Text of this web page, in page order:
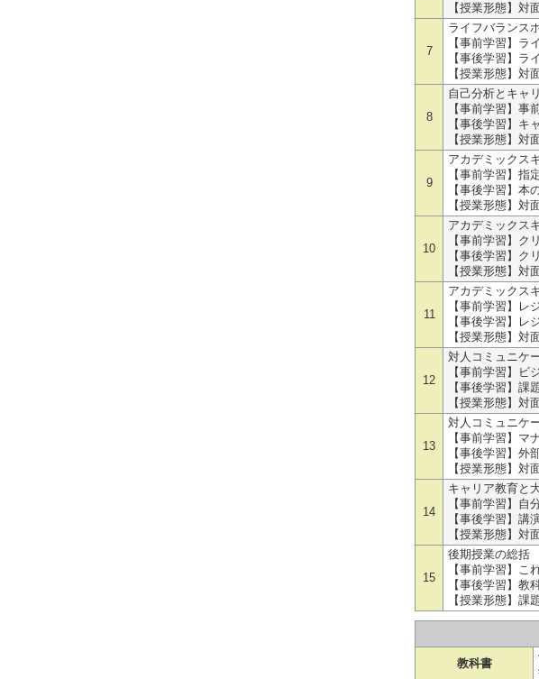
【授業形態】対
7
ライフバランス
【事前学習】ラ
【事後学習】ラ
【授業形態】対
8
自己分析とキャ
【事前学習】事
【事後学習】キ
【授業形態】対
9
アカデミックス
【事前学習】指
【事後学習】本
【授業形態】対
10
アカデミックス
【事前学習】ク
【事後学習】ク
【授業形態】対
11
アカデミックス
【事前学習】レ
【事後学習】レ
【授業形態】対
12
対人コミュニケ
【事前学習】ビ
【事後学習】課
【授業形態】対
13
対人コミュニケ
【事前学習】マ
【事後学習】外
【授業形態】対
14
キャリア教育と
【事前学習】自
【事後学習】講
【授業形態】対
15
後期授業の総括
【事前学習】こ
【事後学習】教
【授業形態】課
教科書